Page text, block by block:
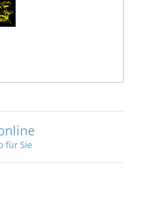
für Sie